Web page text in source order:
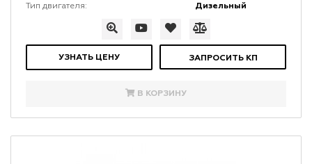
Тип двигателя: Дизельный
УЗНАТЬ ЦЕНУ ЗАПРОСИТЬ КП
В КОРЗИНУ